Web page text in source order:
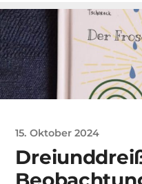
15. Oktober 2024